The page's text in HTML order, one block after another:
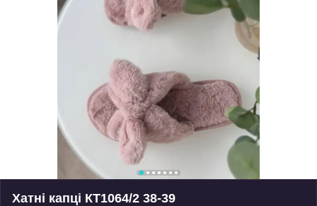
Хатні капці КТ1064/2 38-39